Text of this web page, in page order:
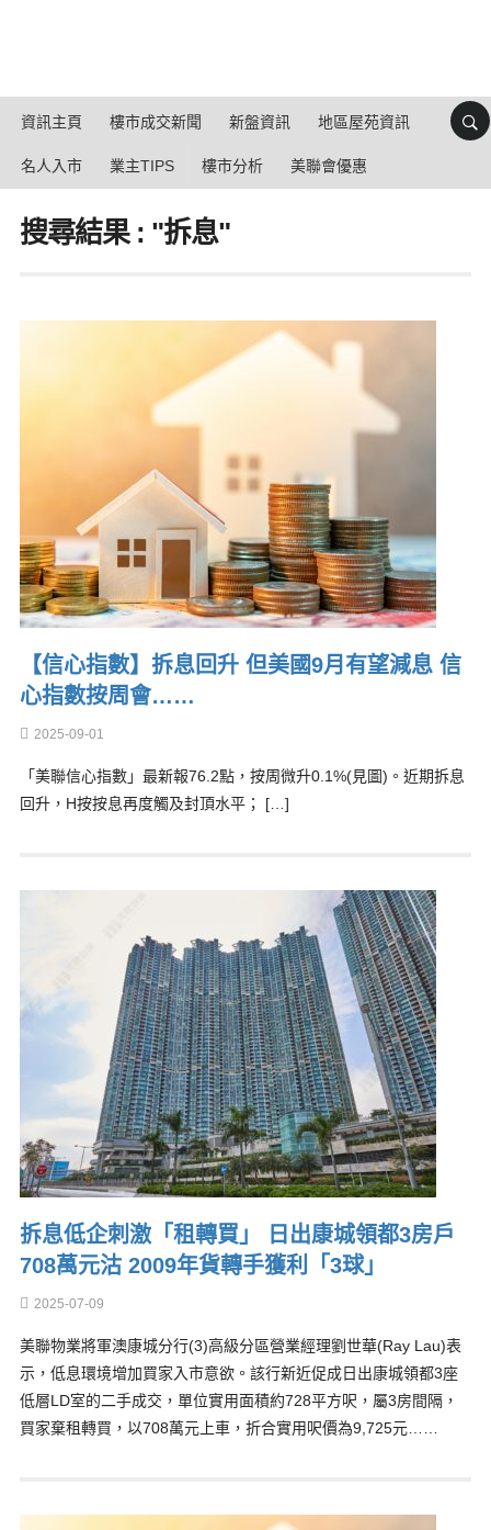
資訊主頁 樓市成交新聞 新盤資訊 地區屋苑資訊
名人入市 業主TIPS 樓市分析 美聯會優惠
搜尋結果 : "拆息"
【信心指數】拆息回升 但美國9月有望減息 信
心指數按周會……
2025-09-01
「美聯信心指數」最新報76.2點，按周微升0.1%(見圖)。近期拆息
回升，H按按息再度觸及封頂水平； […]
拆息低企刺激「租轉買」 日出康城領都3房戶
708萬元沽 2009年貨轉手獲利「3球」
2025-07-09
美聯物業將軍澳康城分行(3)高級分區營業經理劉世華(Ray Lau)表
示，低息環境增加買家入市意欲。該行新近促成日出康城領都3座
低層LD室的二手成交，單位實用面積約728平方呎，屬3房間隔，
買家棄租轉買，以708萬元上車，折合實用呎價為9,725元……